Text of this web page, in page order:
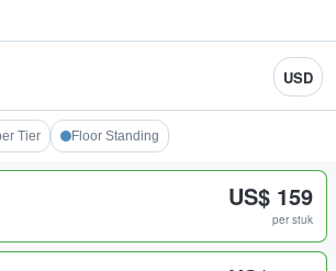
USD
Tier Floor Standing
US$ 159
per stuk